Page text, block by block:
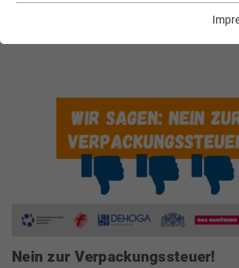
Nein zur Verpackungssteuer!